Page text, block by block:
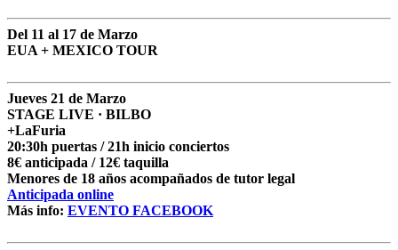
Del 11 al 17 de Marzo
EUA + MEXICO TOUR
Jueves 21 de Marzo
STAGE LIVE · BILBO
+LaFuria
20:30h puertas / 21h inicio conciertos
8€ anticipada / 12€ taquilla
Menores de 18 años acompañados de tutor legal
Anticipada online
Más info: EVENTO FACEBOOK